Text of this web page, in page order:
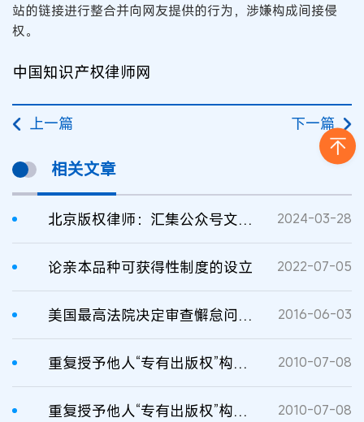
站的链接进行整合并向网友提供的行为，涉嫌构成间接侵
权。
中国知识产权律师网
上一篇 下一篇
相关文章
北京版权律师：汇集公众号文章链接的app是否构成侵权？ 2024-03-28
论亲本品种可获得性制度的设立 2022-07-05
美国最高法院决定审查懈怠问题和可获得版权保护主题问题 2016-06-03
重复授予他人“专有出版权”构成侵权 2010-07-08
重复授予他人“专有出版权”构成侵权 2010-07-08